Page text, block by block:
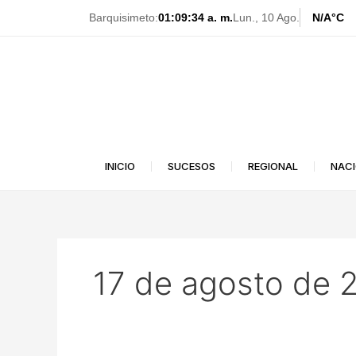
Barquisimeto:01:09:35 a. m.Lun., 10 Ago. N/A°C
INICIO SUCESOS REGIONAL
17 de agosto de